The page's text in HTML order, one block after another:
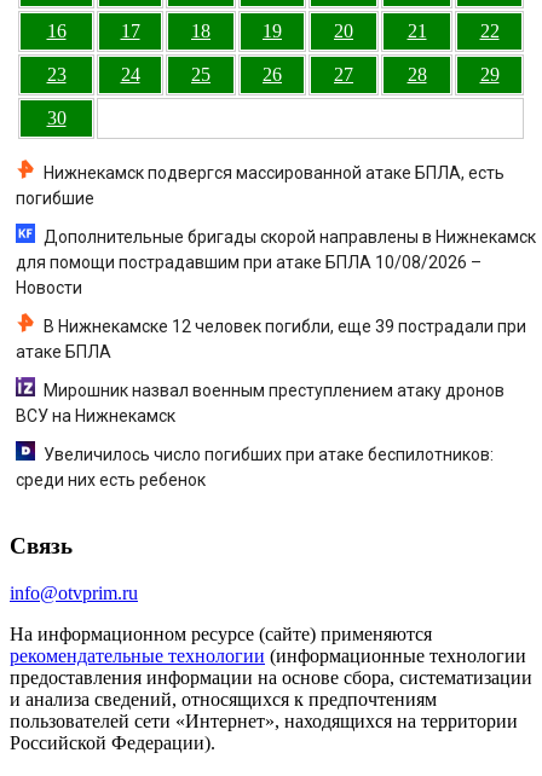
16 17 18 19 20 21 22
23 24 25 26 27 28 29
30
Нижнекамск подвергся массированной атаке БПЛА, есть
погибшие
Дополнительные бригады скорой направлены в Нижнекамск
для помощи пострадавшим при атаке БПЛА 10/08/2026 –
Новости
В Нижнекамске 12 человек погибли, еще 39 пострадали при
атаке БПЛА
Мирошник назвал военным преступлением атаку дронов
ВСУ на Нижнекамск
Увеличилось число погибших при атаке беспилотников:
среди них есть ребенок
Связь
info@otvprim.ru
На информационном ресурсе (сайте) применяются
рекомендательные технологии (информационные технологии
предоставления информации на основе сбора, систематизации
и анализа сведений, относящихся к предпочтениям
пользователей сети «Интернет», находящихся на территории
Российской Федерации).